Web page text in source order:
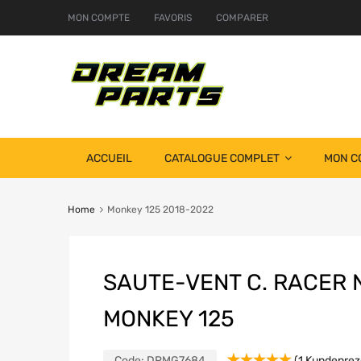
MON COMPTE FAVORIS COMPARER
ACCUEIL CATALOGUE COMPLET MON
Home Monkey 125 2018-2022
SAUTE-VENT C. RACER
MONKEY 125